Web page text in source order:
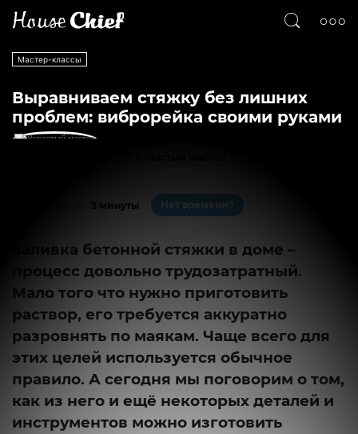
Мастер-классы
Выравниваем стяжку без лишних
проблем: виброрейка своими руками
3 минуты Нет времени?
Заливка бетонной стяжки в доме –
процесс довольно трудозатратный.
Мало того что нужно приготовить
раствор, его требуется аккуратно
разровнять по маякам. Чаще всего для
этих целей используется обычное
правило. А сегодня мы поговорим о том,
как из него и ещё некоторых деталей и
инструментов можно изготовить